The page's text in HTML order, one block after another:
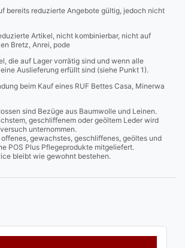
bereits reduzierte Angebote gültig, jedoch nicht
Artikel, nicht kombinierbar, nicht auf
Bretz, Anrei, pode
die auf Lager vorrätig sind und wenn alle
Auslieferung erfüllt sind (siehe Punkt 1).
beim Kauf eines RUF Bettes Casa, Minerwa
sind Bezüge aus Baumwolle und Leinen.
geschliffenem oder geöltem Leder wird
unternommen.
gewachstes, geschliffenes, geöltes und
POS Plus Pflegeprodukte mitgeliefert.
bleibt wie gewohnt bestehen.